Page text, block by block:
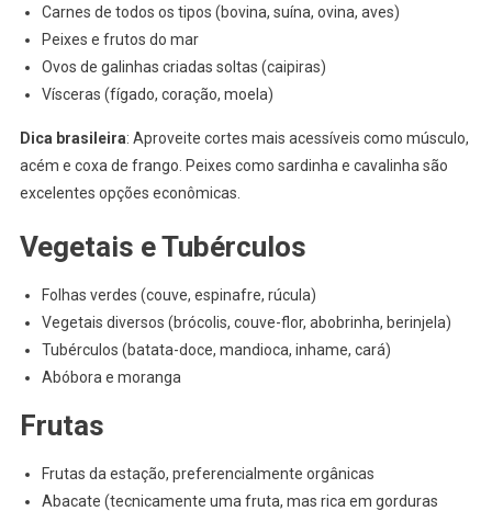
Carnes de todos os tipos (bovina, suína, ovina, aves)
Peixes e frutos do mar
Ovos de galinhas criadas soltas (caipiras)
Vísceras (fígado, coração, moela)
Dica brasileira: Aproveite cortes mais acessíveis como músculo,
acém e coxa de frango. Peixes como sardinha e cavalinha são
excelentes opções econômicas.
Vegetais e Tubérculos
Folhas verdes (couve, espinafre, rúcula)
Vegetais diversos (brócolis, couve-flor, abobrinha, berinjela)
Tubérculos (batata-doce, mandioca, inhame, cará)
Abóbora e moranga
Frutas
Frutas da estação, preferencialmente orgânicas
Abacate (tecnicamente uma fruta, mas rica em gorduras